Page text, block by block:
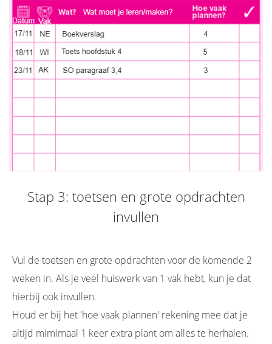
Stap 3: toetsen en grote opdrachten
invullen
Vul de toetsen en grote opdrachten voor de komende 2
weken in. Als je veel huiswerk van 1 vak hebt, kun je dat
hierbij ook invullen.
Houd er bij het 'hoe vaak plannen' rekening mee dat je
altijd mimimaal 1 keer extra plant om alles te herhalen.